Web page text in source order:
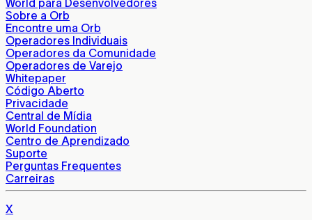
World para Desenvolvedores
Sobre a Orb
Encontre uma Orb
Operadores Individuais
Operadores da Comunidade
Operadores de Varejo
Whitepaper
Código Aberto
Privacidade
Central de Mídia
World Foundation
Centro de Aprendizado
Suporte
Perguntas Frequentes
Carreiras
X